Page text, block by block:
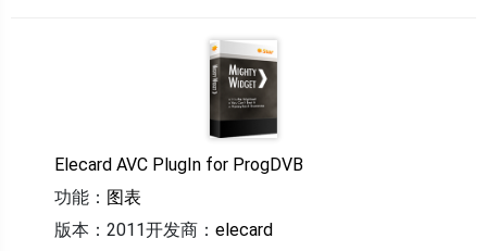
Elecard AVC PlugIn for ProgDVB
功能： 图表
版本：2011开发商： elecard